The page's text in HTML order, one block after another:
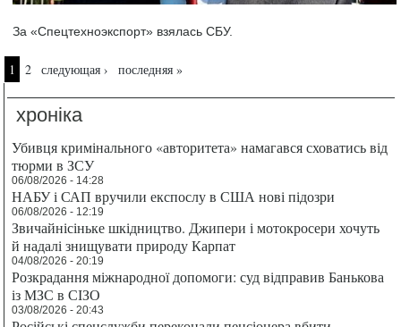
За «Спецтехноэкспорт» взялась СБУ.
Страницы
1 2 следующая › последняя »
хроніка
Убивця кримінального «авторитета» намагався сховатись від
тюрми в ЗСУ
06/08/2026 - 14:28
НАБУ і САП вручили експослу в США нові підозри
06/08/2026 - 12:19
Звичайнісіньке шкідництво. Джипери і мотокросери хочуть
й надалі знищувати природу Карпат
04/08/2026 - 20:19
Розкрадання міжнародної допомоги: суд відправив Банькова
із МЗС в СІЗО
03/08/2026 - 20:43